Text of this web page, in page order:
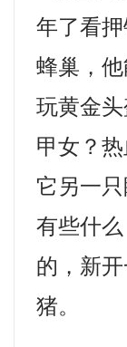
年了看
蜂巢，
玩黄金
甲女？
它另一
有些什
的，新
猪。